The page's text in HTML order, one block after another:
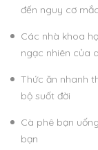
đến nguy cơ
Các nhà khoa
ngạc nhiên của
Thức ăn nhanh
bộ suốt đời
Cà phê bạn
bạn